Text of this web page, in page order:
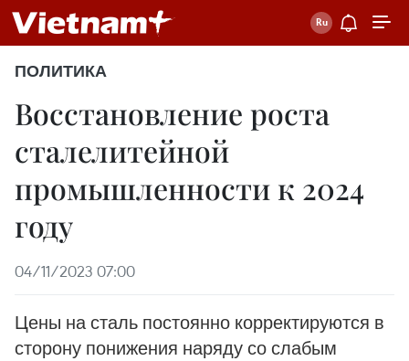
ПОЛИТИКА
Восстановление роста
сталелитейной
промышленности к 2024
году
04/11/2023 07:00
Цены на сталь постоянно корректируются в
сторону понижения наряду со слабым